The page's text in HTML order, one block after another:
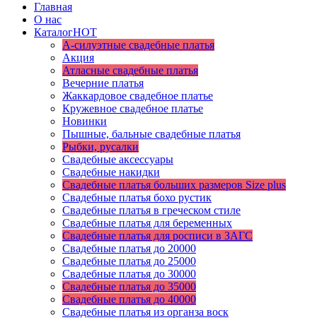
Главная
О нас
КаталогHOT
А-силуэтные свадебные платья
Акция
Атласные свадебные платья
Вечерние платья
Жаккардовое свадебное платье
Кружевное свадебное платье
Новинки
Пышные, бальные свадебные платья
Рыбки, русалки
Свадебные аксессуары
Свадебные накидки
Свадебные платья больших размеров Size plus
Свадебные платья бохо рустик
Свадебные платья в греческом стиле
Свадебные платья для беременных
Свадебные платья для росписи в ЗАГС
Свадебные платья до 20000
Свадебные платья до 25000
Свадебные платья до 30000
Свадебные платья до 35000
Свадебные платья до 40000
Свадебные платья из органза воск